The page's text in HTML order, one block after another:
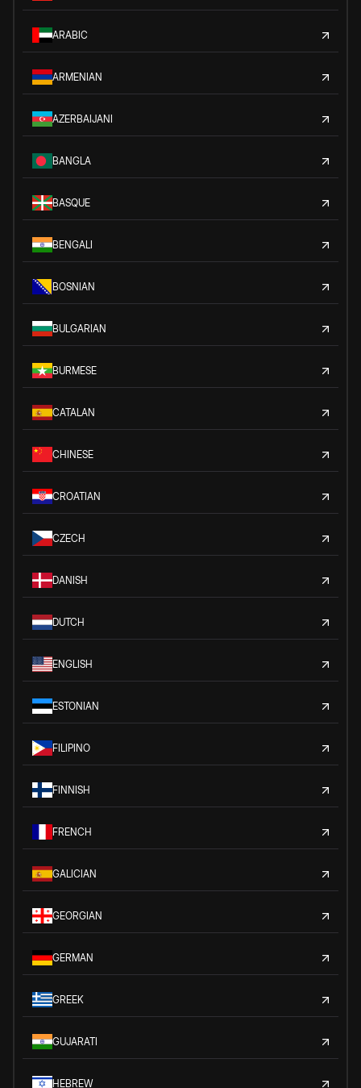
ARABIC
ARMENIAN
AZERBAIJANI
BANGLA
BASQUE
BENGALI
BOSNIAN
BULGARIAN
BURMESE
CATALAN
CHINESE
CROATIAN
CZECH
DANISH
DUTCH
ENGLISH
ESTONIAN
FILIPINO
FINNISH
FRENCH
GALICIAN
GEORGIAN
GERMAN
GREEK
GUJARATI
HEBREW